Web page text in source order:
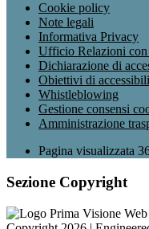
Cookie policy
Note legali
Informativa Privacy
Ufficio Relazioni
Dichiarazione di
Obiettivi di
Whistleblowing
Gestione consensi
Amministrazione
Pagina visualizzata
Sezione Copyright